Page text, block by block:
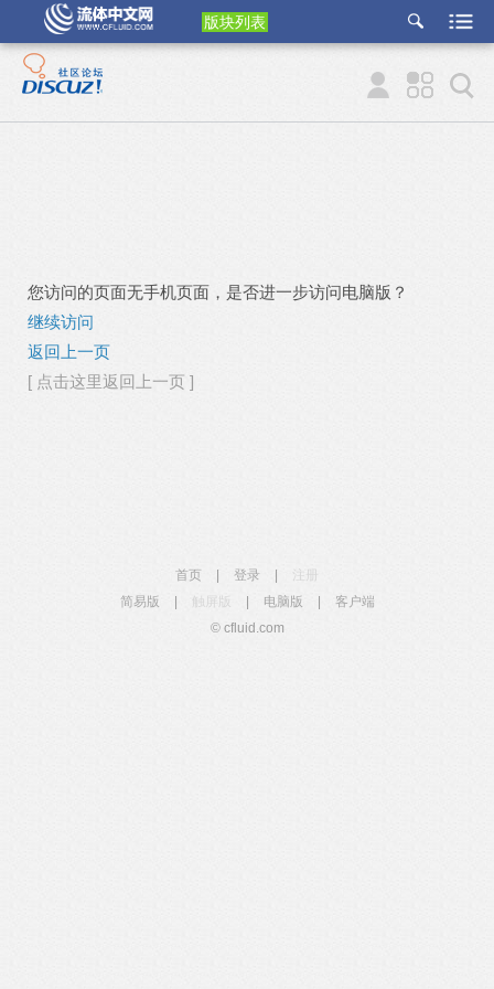
版块列表
etu
p
您访问的页面无手机页面，是否进一步访问电脑版？
继续访问
返回上一页
[ 点击这里返回上一页 ]
首页 登录
简易版
触屏版 电脑版
客户端
© cfluid.com